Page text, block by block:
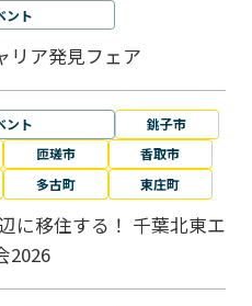
ント
ア発見フェア
ント
銚子市
匝瑳市
香取市
多古町 東庄町
に移住する！ 千葉北東エ
2026